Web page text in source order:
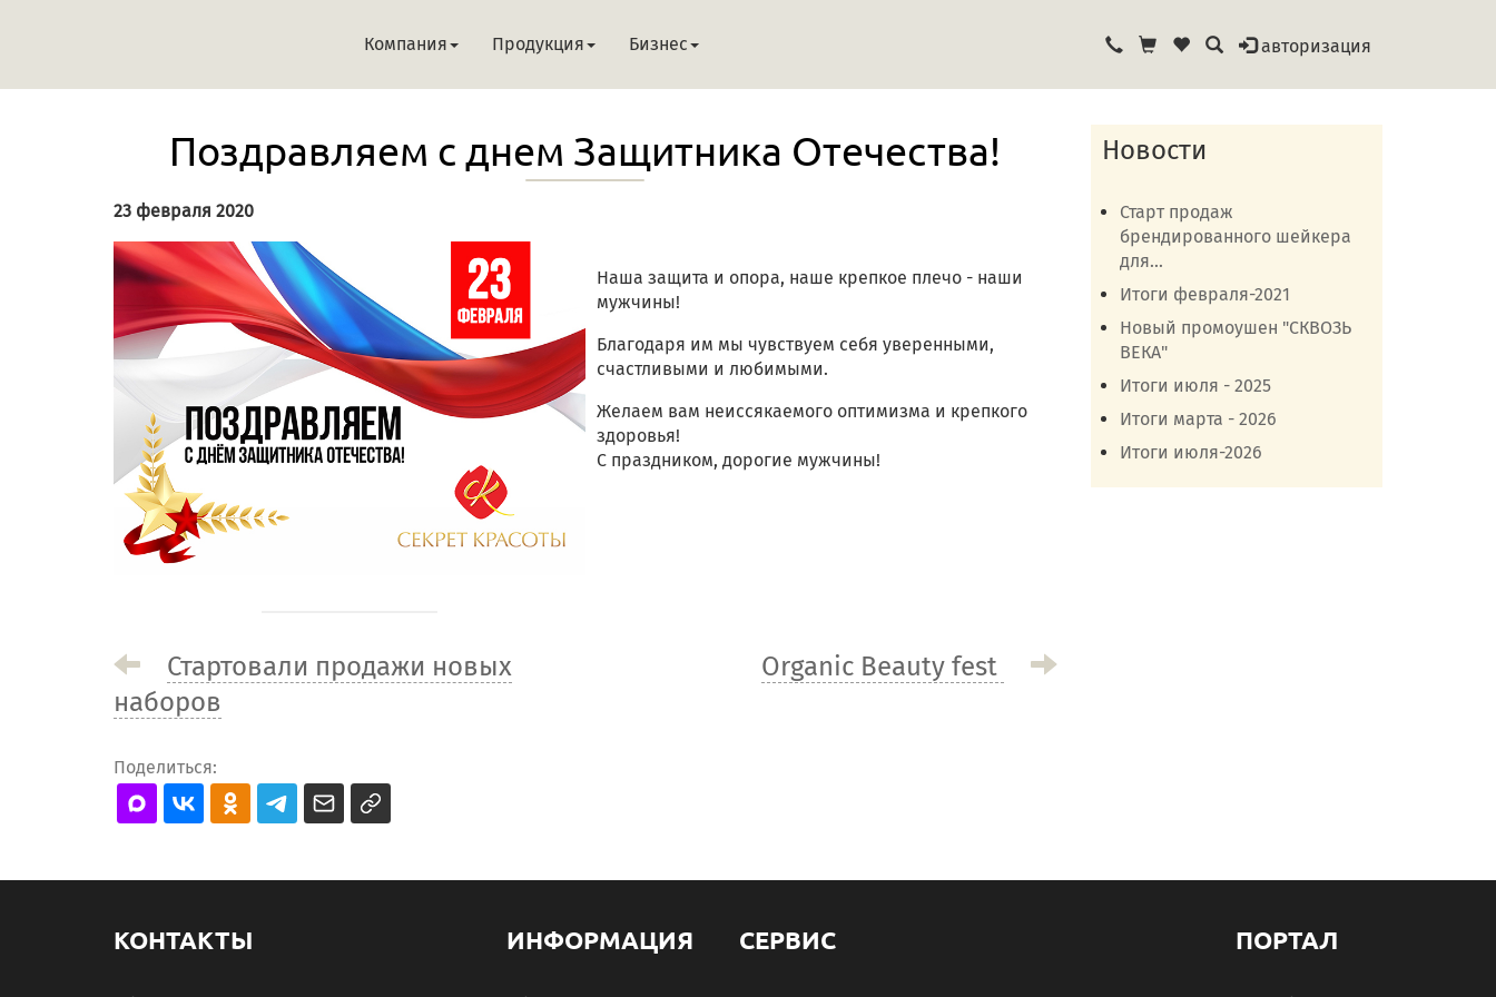
Компания Продукция Бизнес авторизация
Поздравляем с днем Защитника Отечества!
23 февраля 2020
Наша защита и опора, наше крепкое плечо - наши
мужчины!
Благодаря им мы чувствуем себя уверенными,
счастливыми и любимыми.
Желаем вам неиссякаемого оптимизма и крепкого
здоровья!
С праздником, дорогие мужчины!
Стартовали продажи новых
наборов
Organic Beauty fest
Поделиться:
Новости
Старт продаж
брендированного шейкера
для...
Итоги февраля-2021
Новый промоушен "СКВОЗЬ
ВЕКА"
Итоги июля - 2025
Итоги марта - 2026
Итоги июля-2026
КОНТАКТЫ ИНФОРМАЦИЯ СЕРВИС ПОРТАЛ